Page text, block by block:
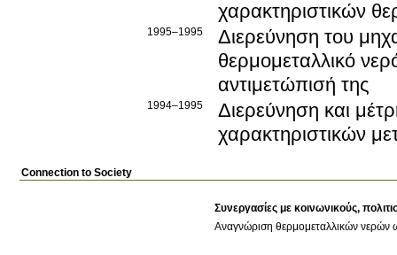
χαρακτηριστικών
1995–1995
Διερεύνηση του
θερμομεταλλικό
αντιμετώπισή της
1994–1995
Διερεύνηση και
χαρακτηριστικών
Connection to Society
Συνεργασίες με κοινωνικούς,
Αναγνώριση θερμομεταλλικών νερών